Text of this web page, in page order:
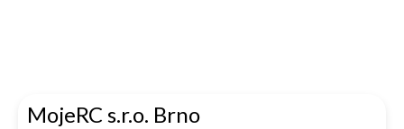
MojeRC s.r.o. Brno